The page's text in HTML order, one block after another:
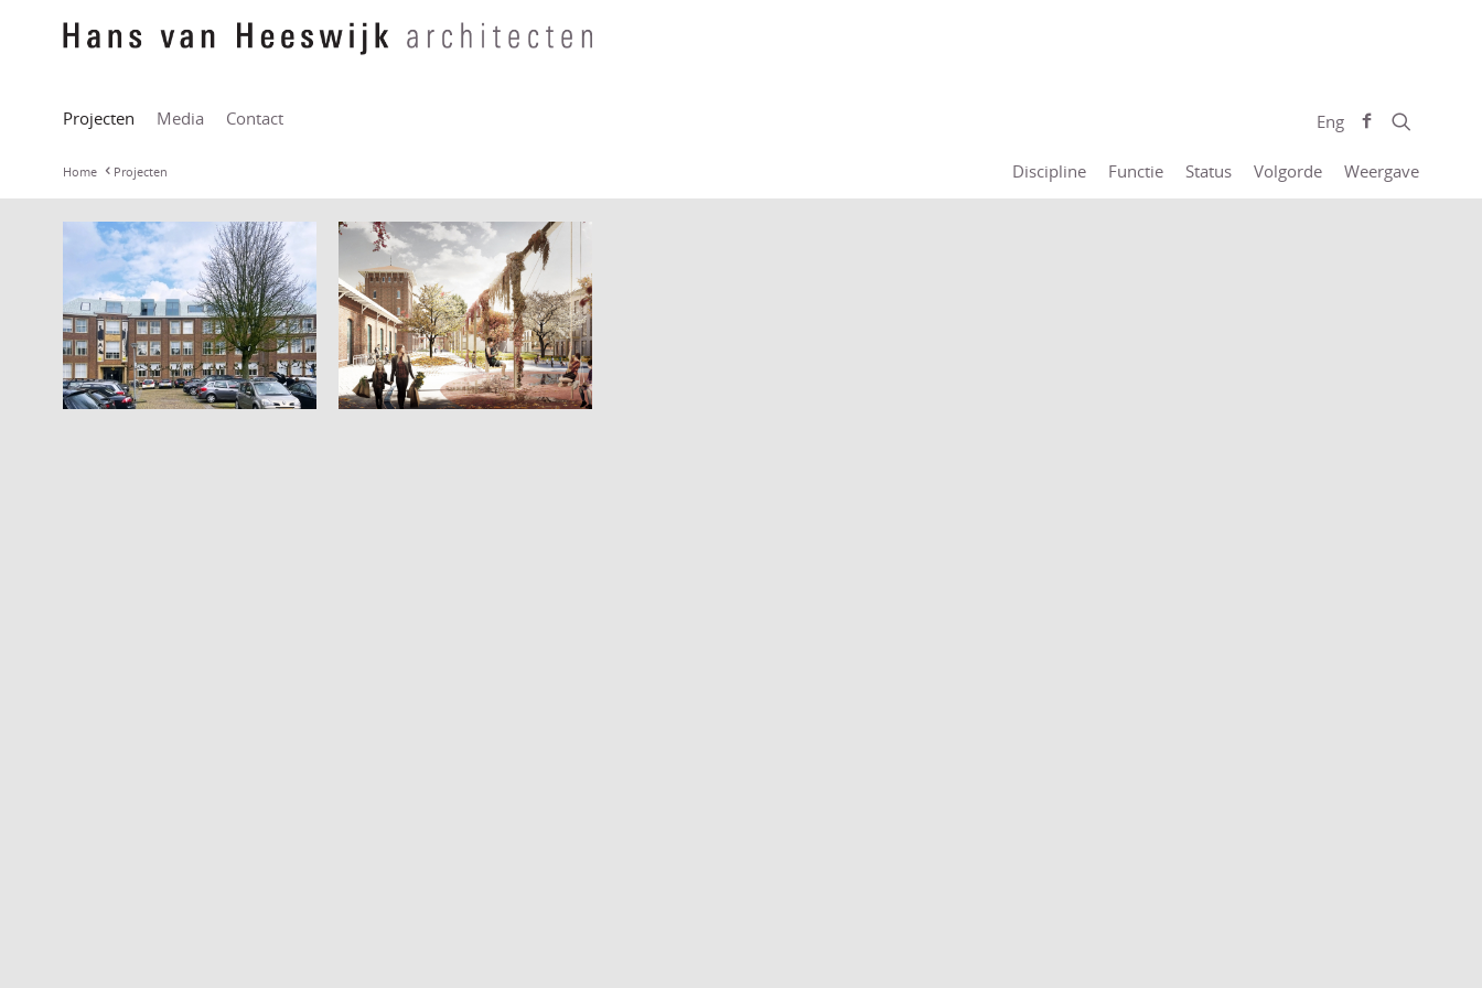
Projecten Media Contact Eng
Home Projecten Discipline Functie Status Volgorde Weergave
EICAS Museum in het
Hegius Gymnasium
Deventer
Slachthuishof Haarlem